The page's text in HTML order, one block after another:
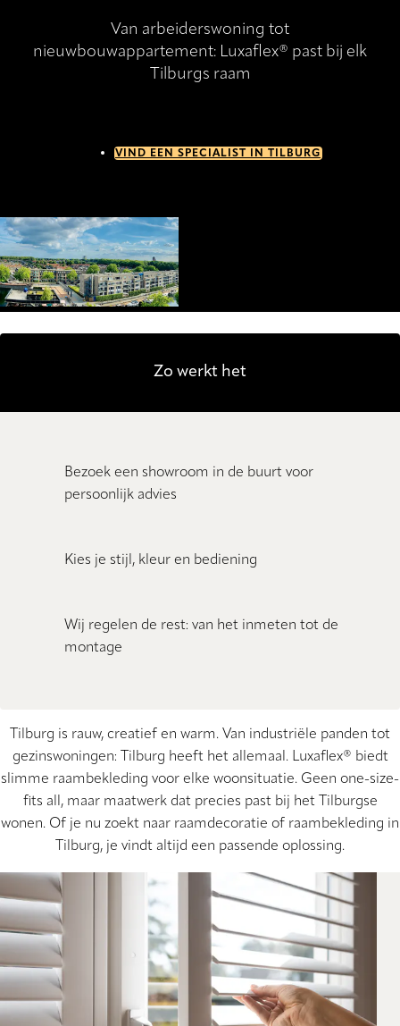
Van arbeiderswoning tot
nieuwbouwappartement: Luxaflex® past bij elk
Tilburgs raam
VIND EEN SPECIALIST IN TILBURG
Zo werkt het
Bezoek een showroom in de buurt voor
persoonlijk advies
Kies je stijl, kleur en bediening
Wij regelen de rest: van het inmeten tot de
montage
Tilburg is rauw, creatief en warm. Van industriële panden tot
gezinswoningen: Tilburg heeft het allemaal. Luxaflex® biedt
slimme raambekleding voor elke woonsituatie. Geen one-size-
fits all, maar maatwerk dat precies past bij het Tilburgse
wonen. Of je nu zoekt naar raamdecoratie of raambekleding in
Tilburg, je vindt altijd een passende oplossing.